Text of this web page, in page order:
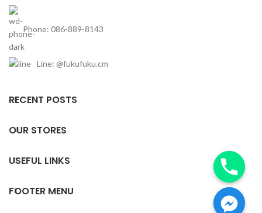
Phone: 086-889-8143
Line: @fukufuku.cm
RECENT POSTS
OUR STORES
USEFUL LINKS
FOOTER MENU